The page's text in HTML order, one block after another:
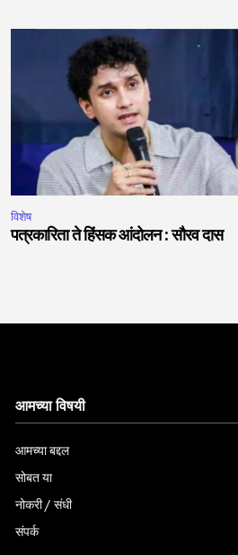
विशेष
पत्रकारिता ते हिंसक आंदोलन : सौरव दास
आमच्या विषयी
आमच्या बद्दल
सोबत या
नोकरी / संधी
संपर्क